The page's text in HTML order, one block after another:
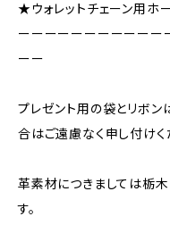
★ウォレットチェーン用ホ
ーーーーーーーーーーー
ーー
プレゼント用の袋とリボ
合はご遠慮なく申し付けく
革素材につきましては栃
す。